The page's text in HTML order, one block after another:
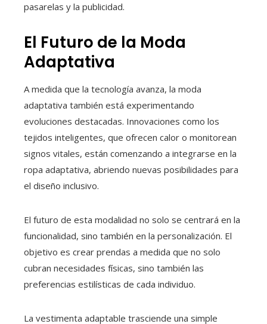
pasarelas y la publicidad.
El Futuro de la Moda
Adaptativa
A medida que la tecnología avanza, la moda
adaptativa también está experimentando
evoluciones destacadas. Innovaciones como los
tejidos inteligentes, que ofrecen calor o monitorean
signos vitales, están comenzando a integrarse en la
ropa adaptativa, abriendo nuevas posibilidades para
el diseño inclusivo.
El futuro de esta modalidad no solo se centrará en la
funcionalidad, sino también en la personalización. El
objetivo es crear prendas a medida que no solo
cubran necesidades físicas, sino también las
preferencias estilísticas de cada individuo.
La vestimenta adaptable trasciende una simple